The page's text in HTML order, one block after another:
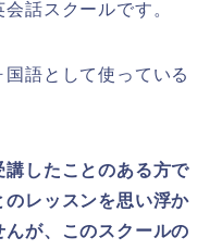
話スクールです。
語として使っている
したことのある方で
レッスンを思い浮か
が、このスクールの